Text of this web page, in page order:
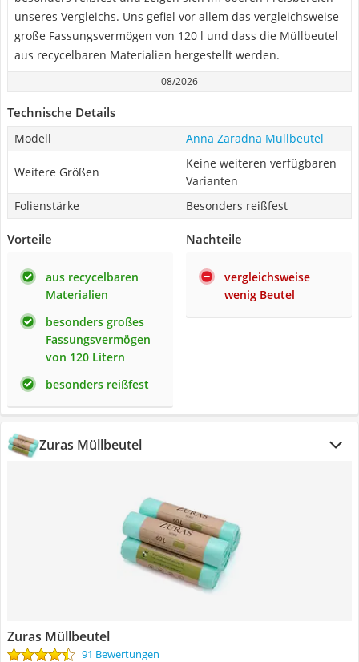
unseres Vergleichs. Uns gefiel vor allem das vergleichsweise
große Fassungsvermögen von 120 l und dass die Müllbeutel
aus recycelbaren Materialien hergestellt werden.
08/2026
Technische Details
Modell Anna Zaradna Müllbeutel
Weitere Größen
Keine weiteren verfügbaren
Varianten
Folienstärke
Besonders reißfest
Vorteile
aus recycelbaren
Materialien
besonders großes
Fassungsvermögen
von 120 Litern
besonders reißfest
Nachteile
vergleichsweise
wenig Beutel
Zuras Müllbeutel
Zuras Müllbeutel
91 Bewertungen